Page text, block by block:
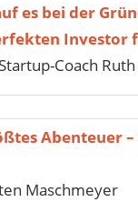
es bei der
Investor
Coach
Abenteuer
Maschmeyer